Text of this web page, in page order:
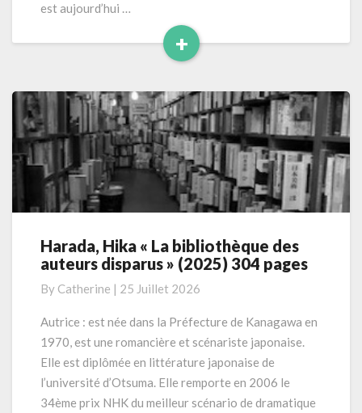
est aujourd’hui …
+
Read
Harada,
Hika
bibliothèque
des
disparus »
(2025)
304
pages
Harada, Hika « La bibliothèque des
auteurs disparus » (2025) 304 pages
By Catherine | 25 Juillet 2026
Autrice : est née dans la Préfecture de Kanagawa en
1970, est une romancière et scénariste japonaise.
Elle est diplômée en littérature japonaise de
l’université d’Otsuma. Elle remporte en 2006 le
34ème prix NHK du meilleur scénario de dramatique